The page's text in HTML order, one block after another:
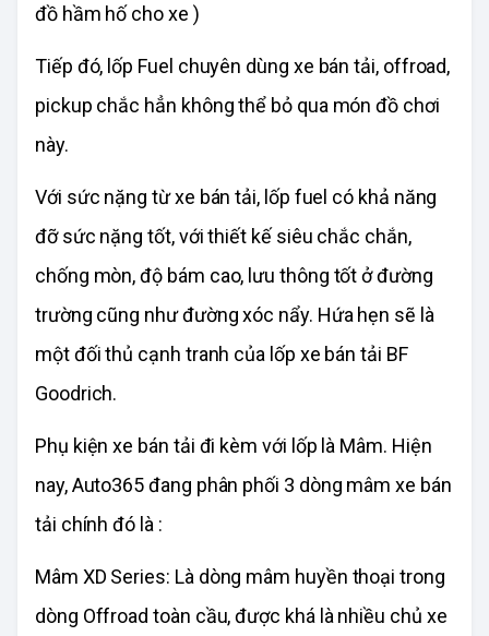
đồ hầm hố cho xe )
Tiếp đó, lốp Fuel chuyên dùng xe bán tải, offroad,
pickup chắc hẳn không thể bỏ qua món đồ chơi
này.
Với sức nặng từ xe bán tải, lốp fuel có khả năng
đỡ sức nặng tốt, với thiết kế siêu chắc chắn,
chống mòn, độ bám cao, lưu thông tốt ở đường
trường cũng như đường xóc nẩy. Hứa hẹn sẽ là
một đối thủ cạnh tranh của lốp xe bán tải BF
Goodrich.
Phụ kiện xe bán tải đi kèm với lốp là Mâm. Hiện
nay, Auto365 đang phân phối 3 dòng mâm xe bán
tải chính đó là :
Mâm XD Series: Là dòng mâm huyền thoại trong
dòng Offroad toàn cầu, được khá là nhiều chủ xe